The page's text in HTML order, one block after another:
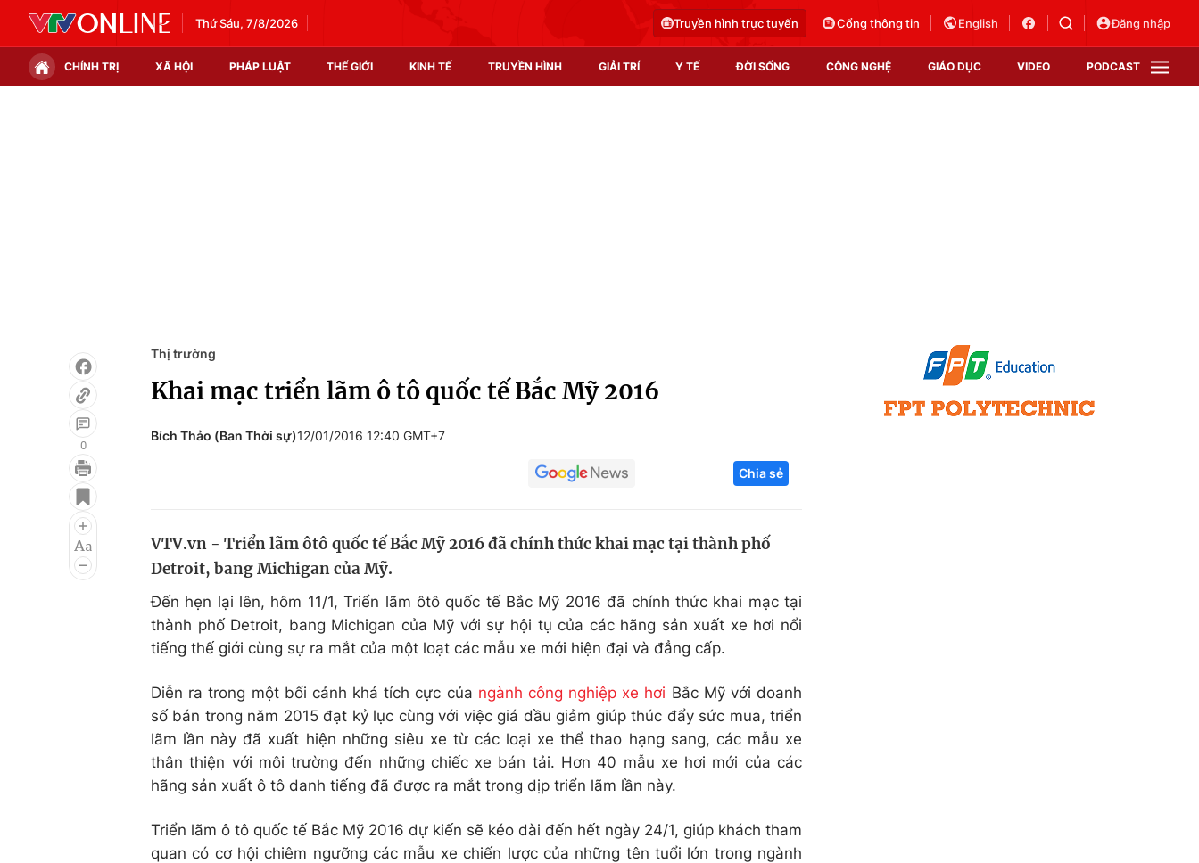
Thứ Sáu, 7/8/2026 Truyền hình trực tuyến Cổng thông tin English Đăng nhập
CHÍNH TRỊ XÃ HỘI PHÁP LUẬT THẾ GIỚI KINH TẾ TRUYỀN HÌNH GIẢI TRÍ Y TẾ ĐỜI SỐNG CÔNG NGHỆ GIÁO DỤC VIDEO PODCAST
Điện ảnh
Âm nhạc
Làm đẹp
Học trực tuyến
Công nghệ
Sản phẩm
Tư vấn
Giao lưu trực tuyến
0
Thị trường
Khai mạc triển lãm ô tô quốc tế Bắc Mỹ 2016
Bích Thảo (Ban Thời sự)12/01/2016 12:40 GMT+7
Chia sẻ
VTV.vn - Triển lãm ôtô quốc tế Bắc Mỹ 2016 đã chính thức khai mạc tại thành phố
Detroit, bang Michigan của Mỹ.
Đến hẹn lại lên, hôm 11/1, Triển lãm ôtô quốc tế Bắc Mỹ 2016 đã chính thức khai mạc tại
thành phố Detroit, bang Michigan của Mỹ với sự hội tụ của các hãng sản xuất xe hơi nổi
tiếng thế giới cùng sự ra mắt của một loạt các mẫu xe mới hiện đại và đẳng cấp.
Diễn ra trong một bối cảnh khá tích cực của ngành công nghiệp xe hơi Bắc Mỹ với doanh
số bán trong năm 2015 đạt kỷ lục cùng với việc giá dầu giảm giúp thúc đẩy sức mua, triển
lãm lần này đã xuất hiện những siêu xe từ các loại xe thể thao hạng sang, các mẫu xe
thân thiện với môi trường đến những chiếc xe bán tải. Hơn 40 mẫu xe hơi mới của các
hãng sản xuất ô tô danh tiếng đã được ra mắt trong dịp triển lãm lần này.
Triển lãm ô tô quốc tế Bắc Mỹ 2016 dự kiến sẽ kéo dài đến hết ngày 24/1, giúp khách tham
quan có cơ hội chiêm ngưỡng các mẫu xe chiến lược của những tên tuổi lớn trong ngành